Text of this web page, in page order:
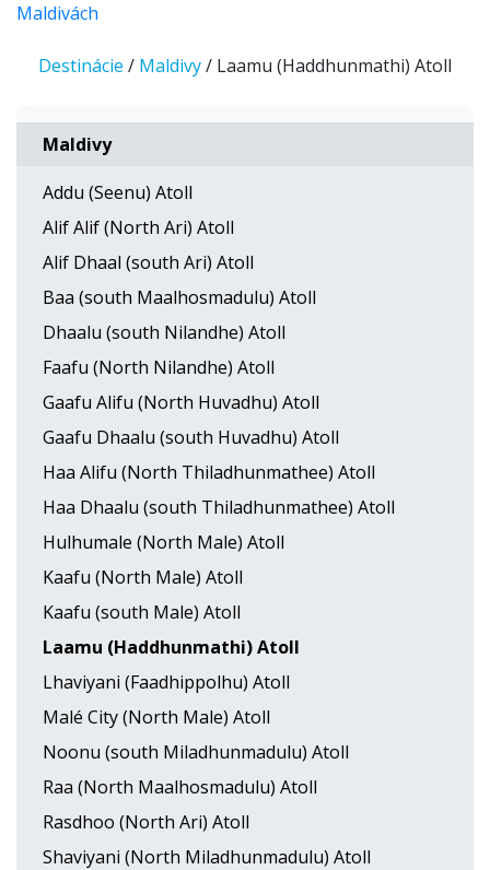
Maldivách
Destinácie / Maldivy/ Laamu (Haddhunmathi) Atoll
Maldivy
Addu (Seenu) Atoll
Alif Alif (North Ari) Atoll
Alif Dhaal (south Ari) Atoll
Baa (south Maalhosmadulu) Atoll
Dhaalu (south Nilandhe) Atoll
Faafu (North Nilandhe) Atoll
Gaafu Alifu (North Huvadhu) Atoll
Gaafu Dhaalu (south Huvadhu) Atoll
Haa Alifu (North Thiladhunmathee) Atoll
Haa Dhaalu (south Thiladhunmathee) Atoll
Hulhumale (North Male) Atoll
Kaafu (North Male) Atoll
Kaafu (south Male) Atoll
Laamu (Haddhunmathi) Atoll
Lhaviyani (Faadhippolhu) Atoll
Malé City (North Male) Atoll
Noonu (south Miladhunmadulu) Atoll
Raa (North Maalhosmadulu) Atoll
Rasdhoo (North Ari) Atoll
Shaviyani (North Miladhunmadulu) Atoll